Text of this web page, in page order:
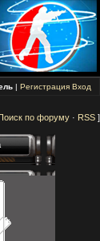
| Регистрация Вход
по форуму · RSS ]